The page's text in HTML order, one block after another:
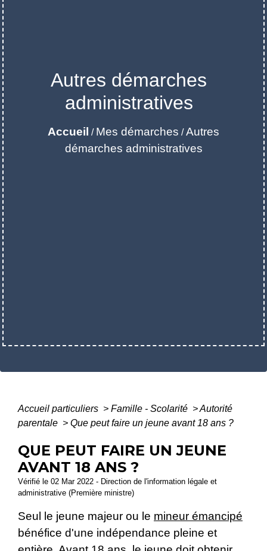
Autres démarches
administratives
Accueil / Mes démarches /Autres
démarches administratives
Accueil particuliers > Famille - Scolarité >Autorité
parentale > Que peut faire un jeune avant 18 ans ?
QUE PEUT FAIRE UN JEUNE
AVANT 18 ANS ?
Vérifié le 02 Mar 2022 - Direction de l'information légale et
administrative (Première ministre)
Seul le jeune majeur ou le mineur émancipé
bénéfice d'une indépendance pleine et